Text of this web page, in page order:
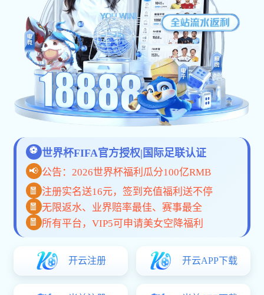
产品中心
product
阳台系列
毛毛虫懒人沙发